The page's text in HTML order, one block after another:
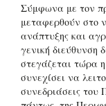
Σύμφωνα με τον
μεταφερθούν στο
ανάπτυξης και
γενική διεύθυνση
στεγάζεται τώρα
συνεχίσει να
συνεδριάσεις του